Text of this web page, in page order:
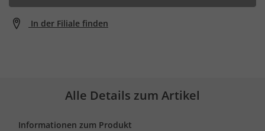
In der Filiale finden
Alle Details zum Artikel
Informationen zum Produkt